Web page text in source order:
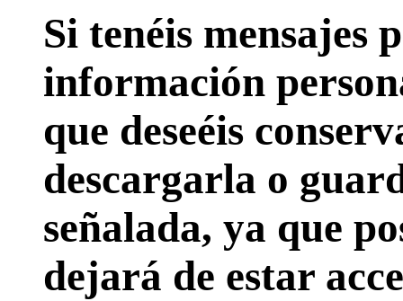
Si tenéis mensajes
información
que deseéis
descargarla o
señalada, ya que
dejará de estar